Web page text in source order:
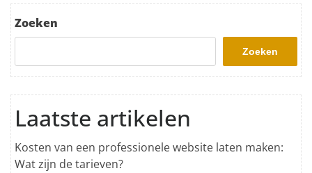
Zoeken
Zoeken
Laatste artikelen
Kosten van een professionele website laten maken:
Wat zijn de tarieven?